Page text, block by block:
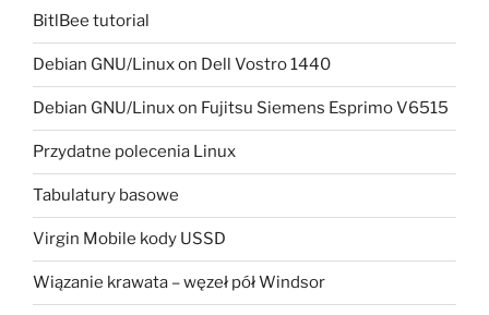
BitlBee tutorial
Debian GNU/Linux on Dell Vostro 1440
Debian GNU/Linux on Fujitsu Siemens Esprimo V6515
Przydatne polecenia Linux
Tabulatury basowe
Virgin Mobile kody USSD
Wiązanie krawata – węzeł pół Windsor